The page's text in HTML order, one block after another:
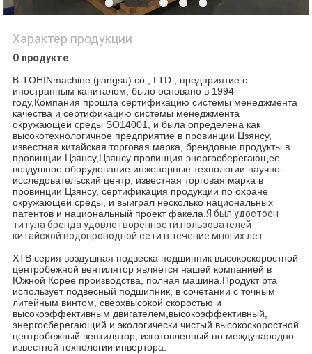
Характер продукции
О продукте
B-TOHINmachine (jiangsu) co., LTD., предприятие с
иностранным капиталом, было основано в 1994
году,Компания прошла сертификацию системы менеджмента
качества и сертификацию системы менеджмента
окружающей среды SO14001, и была определена как
высокотехнологичное предприятие в провинции Цзянсу,
известная китайская торговая марка, брендовые продукты в
провинции Цзянсу,Цзянсу провинция энергосберегающее
воздушное оборудование инженерные технологии научно-
исследовательский центр, известная торговая марка в
провинции Цзянсу, сертификация продукции по охране
окружающей среды, и выиграл несколько национальных
патентов и национальный проект факела.Я был удостоен
титула бренда удовлетворенности пользователей
китайской водопроводной сети в течение многих лет.
XTB серия воздушная подвеска подшипник высокоскоростной
центробежной вентилятор является нашей компанией в
Южной Корее производства, полная машина.Продукт рта
использует подвесный подшипник, в сочетании с точным
литейным винтом, сверхвысокой скоростью и
высокоэффективным двигателем,высокоэффективный,
энергосберегающий и экологически чистый высокоскоростной
центробежный вентилятор, изготовленный по международно
известной технологии инвертора.